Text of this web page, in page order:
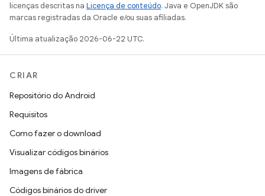
licenças descritas na Licença de conteúdo. Java e OpenJDK são
marcas registradas da Oracle e/ou suas afiliadas.
Última atualização 2026-06-22 UTC.
CRIAR
Repositório do Android
Requisitos
Como fazer o download
Visualizar códigos binários
Imagens de fábrica
Códigos binários do driver